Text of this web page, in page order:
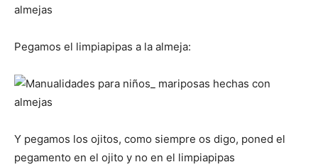
Pegamos el limpiapipas a la almeja:
Y pegamos los ojitos, como siempre os digo, poned el
pegamento en el ojito y no en el limpiapipas